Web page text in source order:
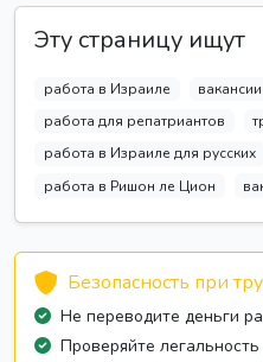
Эту страницу ищут
работа в Израиле
работа для репатриантов
работа в Израиле для русских
работа в Ришон ле Цион
Безопасность при
Не переводите деньги
Проверяйте